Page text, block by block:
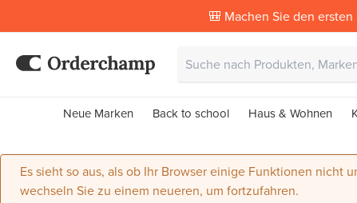
🎒 Machen Sie den
Neue Marken Back to school Haus & Wohnen
Es sieht so aus, als ob Ihr Browser einige Funktionen
wechseln Sie zu einem neueren, um fortzufahren.